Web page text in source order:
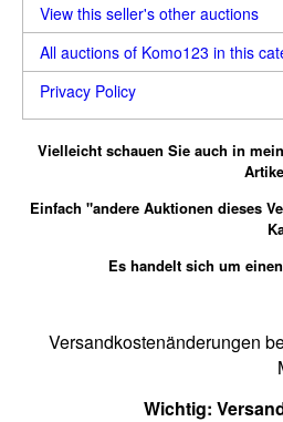
View this seller's other auctions
All auctions of Komo123 in this
Privacy Policy
Vielleicht schauen Sie auch in
Einfach "andere Auktionen dieses
Es handelt sich um
Versandkostenänderungen
Wichtig: